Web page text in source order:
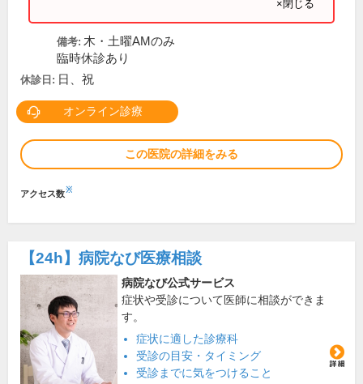
×閉じる
備考: 木・土曜AMのみ
臨時休診あり
休診日: 日、祝
オンライン診療
この医院の詳細をみる
アクセス数※
【24h】 病院なび医療相談
病院なび公式サービス
症状や受診について医師に相談ができま
す。
症状に適した診療科
受診の目安・タイミング
受診までに気をつけること